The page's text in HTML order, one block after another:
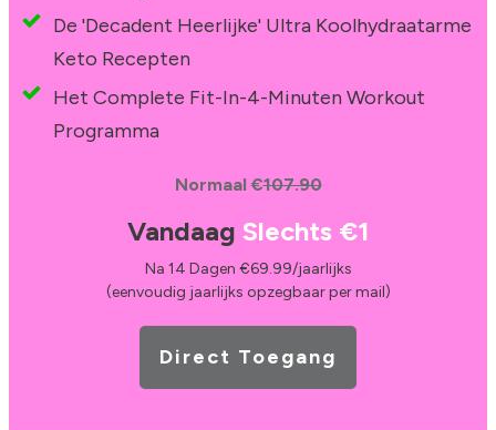
De 'Decadent Heerlijke' Ultra Koolhydraatarme
Keto Recepten
Het Complete Fit-In-4-Minuten Workout
Programma
Normaal €107.90
Vandaag Slechts €1
Na 14 Dagen €69.99/jaarlijks
(eenvoudig jaarlijks opzegbaar per mail)
Direct Toegang